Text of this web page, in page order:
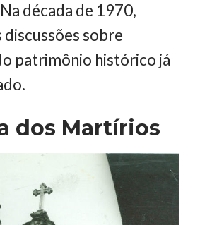
década de 1970,
sobre
patrimônio histórico já
dos Martírios